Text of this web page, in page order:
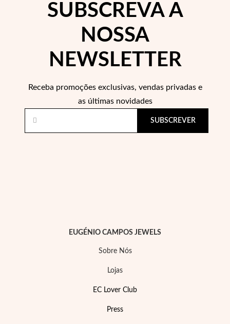
Joias de Festa
SUBSCREVA A
NOSSA
NEWSLETTER
Receba promoções exclusivas, vendas privadas e
as últimas novidades
SUBSCREVER
EUGÉNIO CAMPOS JEWELS
Sobre Nós
Lojas
EC Lover Club
Press